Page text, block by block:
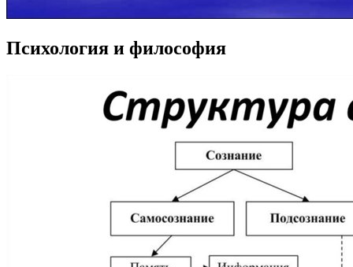
Психология и философия